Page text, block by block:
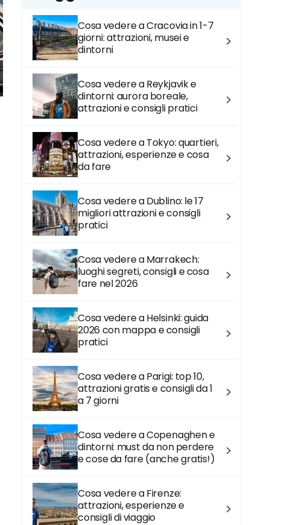
Cosa vedere a Cracovia in 1-7
giorni: attrazioni, musei e
dintorni
Cosa vedere a Reykjavik e
dintorni: aurora boreale,
attrazioni e consigli pratici
Cosa vedere a Tokyo: quartieri,
attrazioni, esperienze e cosa
da fare
Cosa vedere a Dublino: le 17
migliori attrazioni e consigli
pratici
Cosa vedere a Marrakech:
luoghi segreti, consigli e cosa
fare nel 2026
Cosa vedere a Helsinki: guida
2026 con mappa e consigli
pratici
Cosa vedere a Parigi: top 10,
attrazioni gratis e consigli da 1
a 7 giorni
Cosa vedere a Copenaghen e
dintorni: must da non perdere
e cose da fare (anche gratis!)
Cosa vedere a Firenze:
attrazioni, esperienze e
consigli di viaggio